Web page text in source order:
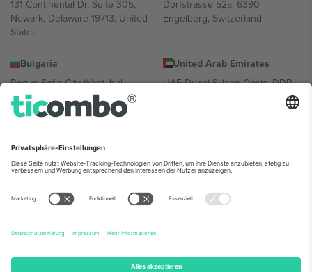
131 Continental Dr, Suite 305,
Newark, Delaware 19713, United
States
Dorfstrasse 52a, 6390
Engelberg, Switzerland
Bulgaria
Regus Sofia City West, bul
Totleben 53-55, 1606 Sofia,
Bulgaria
United Arab Emirates
UAE Dubai Silicon Oasis, DDP
Building A1, Office 302, Dubai,
Mexico
Av Chapultepec 360, Roma
Norte, Cuauhtémoc, 06700
Ciudad de México, CDMX,
Mexico
Die juristische Person des Plattformanbieters kann je nach
Informationen finden Sie auf der jeweiligen Veranstaltungsseite, im